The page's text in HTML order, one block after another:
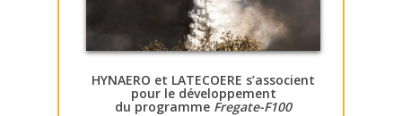
HYNAERO et LATECOERE s’associent
pour le développement
du programme Fregate-F100